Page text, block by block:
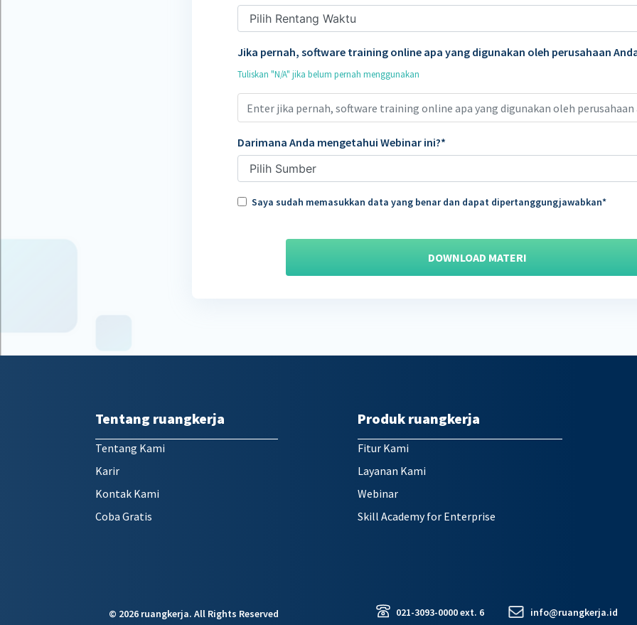
Jika pernah, software training online apa yang digunakan oleh perusahaan
Tuliskan "N/A" jika belum pernah menggunakan
Darimana Anda mengetahui Webinar ini?
Saya sudah memasukkan data yang benar dan dapat dipertanggungjawabkan
DOWNLOAD MATERI
Tentang ruangkerja
Tentang Kami
Karir
Kontak Kami
Coba Gratis
Produk ruangkerja
Fitur Kami
Layanan Kami
Webinar
Skill Academy for Enterprise
© 2026 ruangkerja. All Rights Reserved 021-3093-0000 ext. 6 info@ruangkerja.id